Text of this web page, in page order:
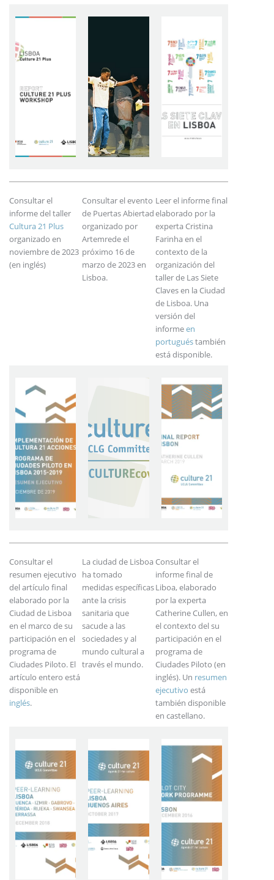
Consultar el
informe del taller
Cultura 21 Plus
organizado en
noviembre de 2023
(en inglés)
Consultar el evento
de Puertas Abiertad
organizado por
Artemrede el
próximo 16 de
marzo de 2023 en
Lisboa.
Leer el informe final
elaborado por la
experta Cristina
Farinha en el
contexto de la
organización del
taller de Las Siete
Claves en la Ciudad
de Lisboa. Una
versión del
informeen
portuguéstambién
está disponible.
Consultar el
resumen ejecutivo
del artículo final
elaborado por la
Ciudad de Lisboa
en el marco de su
participación en el
programa de
Ciudades Piloto. El
artículo entero está
disponible en
inglés.
La ciudad de Lisboa
ha tomado
medidas específicas
ante la crisis
sanitaria que
sacude a las
sociedades y al
mundo cultural a
través el mundo.
Consultar el
informe final de
Liboa, elaborado
por la experta
Catherine Cullen, en
el contexto del su
participación en el
programa de
Ciudades Piloto (en
inglés). Un resumen
ejecutivo está
también disponible
en castellano.